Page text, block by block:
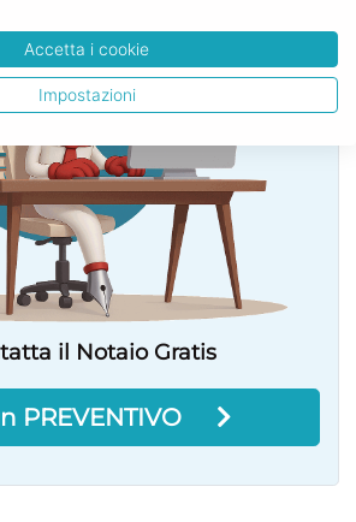
il Notaio Gratis
PREVENTIVO
Accetta i cookie
Impostazioni